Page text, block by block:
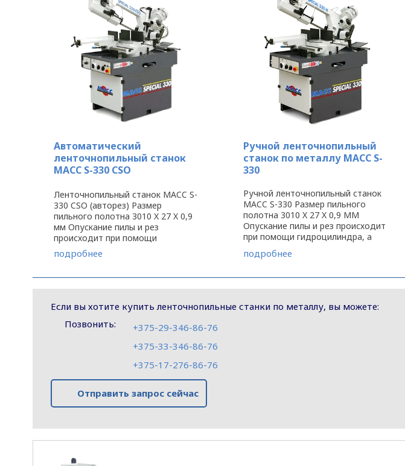
Автоматический
ленточнопильный станок
MACC S-330 CSO
Ленточнопильный станок MACC S-
330 CSO (авторез) Размер
пильного полотна 3010 X 27 X 0,9
мм Опускание пилы и рез
происходит при помощи
гидроцилиндра, а поднятие пилы
и зажим заготовки вручную. Резка
положении. ...
подробнее
Ручной ленточнопильный
станок по металлу MACC S-
330
Ручной ленточнопильный станок
MACC S-330 Размер пильного
полотна 3010 X 27 X 0,9 MM
Опускание пилы и рез происходит
при помощи гидроцилиндра, а
поднятие пилы и зажим заготовки
вручную. Резка заготовки от -45°
подробнее
Если вы хотите купить ленточнопильные станки по металлу, вы можете:
Позвонить:
+375-29-346-86-76
+375-33-346-86-76
+375-17-276-86-76
Отправить запрос сейчас